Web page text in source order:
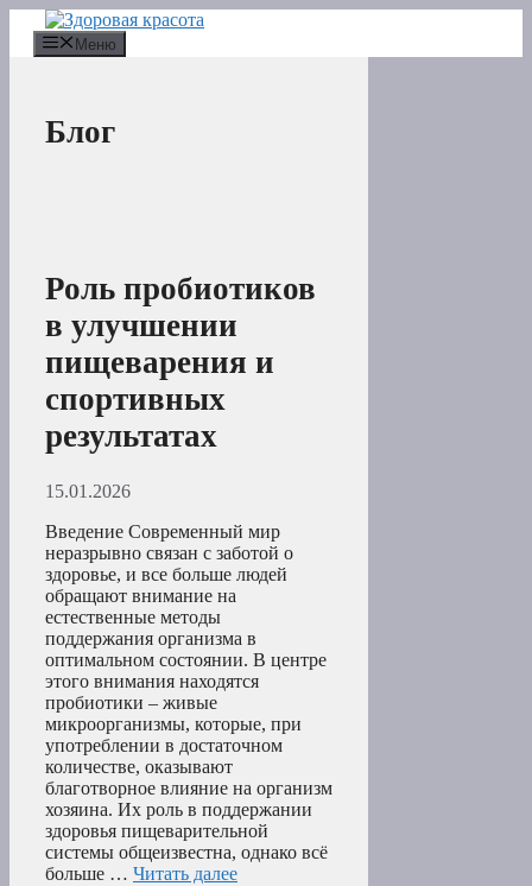
Перейти
содержимому
Меню
Блог
Роль пробиотиков
в улучшении
пищеварения и
спортивных
результатах
15.01.2026
Введение Современный мир
неразрывно связан с заботой о
здоровье, и все больше людей
обращают внимание на
естественные методы
поддержания организма в
оптимальном состоянии. В центре
этого внимания находятся
пробиотики – живые
микроорганизмы, которые, при
употреблении в достаточном
количестве, оказывают
благотворное влияние на организм
хозяина. Их роль в поддержании
здоровья пищеварительной
системы общеизвестна, однако всё
больше … Читать далее